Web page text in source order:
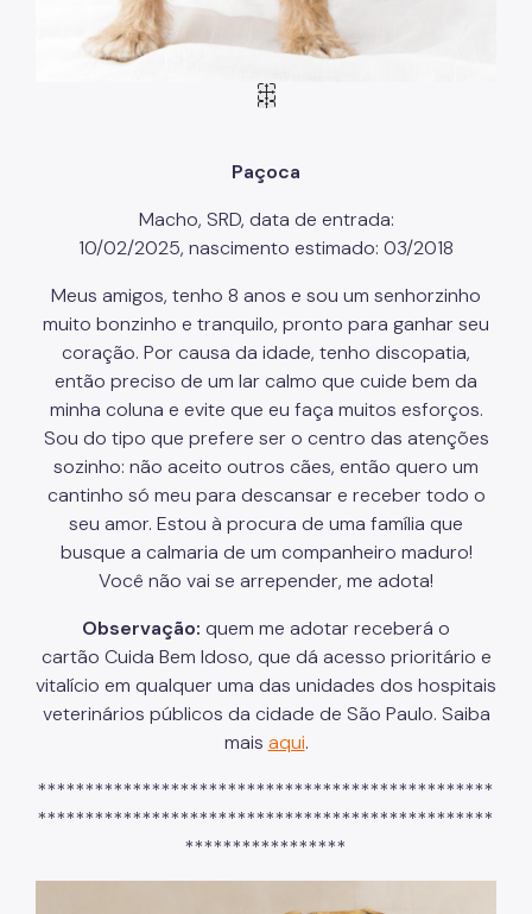
Paçoca
Macho, SRD, data de entrada:
10/02/2025, nascimento estimado: 03/2018
Meus amigos, tenho 8 anos e sou um senhorzinho
muito bonzinho e tranquilo, pronto para ganhar seu
coração. Por causa da idade, tenho discopatia,
então preciso de um lar calmo que cuide bem da
minha coluna e evite que eu faça muitos esforços.
Sou do tipo que prefere ser o centro das atenções
sozinho: não aceito outros cães, então quero um
cantinho só meu para descansar e receber todo o
seu amor. Estou à procura de uma família que
busque a calmaria de um companheiro maduro!
Você não vai se arrepender, me adota!
Observação: quem me adotar receberá o
cartão Cuida Bem Idoso, que dá acesso prioritário e
vitalício em qualquer uma das unidades dos hospitais
veterinários públicos da cidade de São Paulo. Saiba
mais aqui.
************************************************
************************************************
*****************